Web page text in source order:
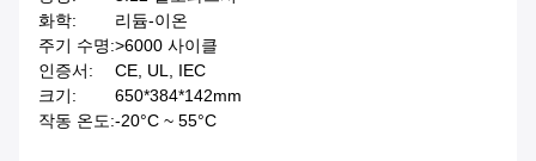
화학:
리듐-이온
주기 수명:>6000 사이클
인증서:
CE, UL, IEC
크기:
650*384*142mm
작동 온도:-20°C ~ 55°C